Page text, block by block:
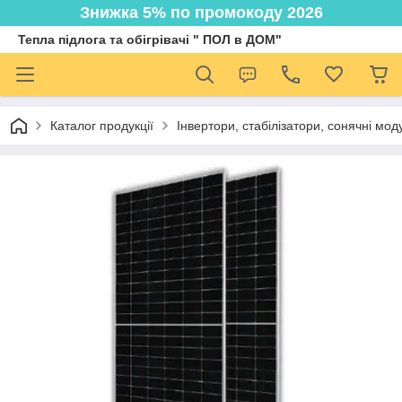
Знижка 5% по промокоду 2026
Тепла підлога та обігрівачі " ПОЛ в ДОМ"
Каталог продукції Інвертори, стабілізатори, сонячні